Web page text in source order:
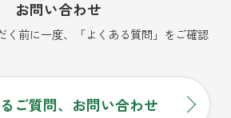
お問い合わせ
く前に一度、「よくある質問」をご確認
ご質問、お問い合わせ